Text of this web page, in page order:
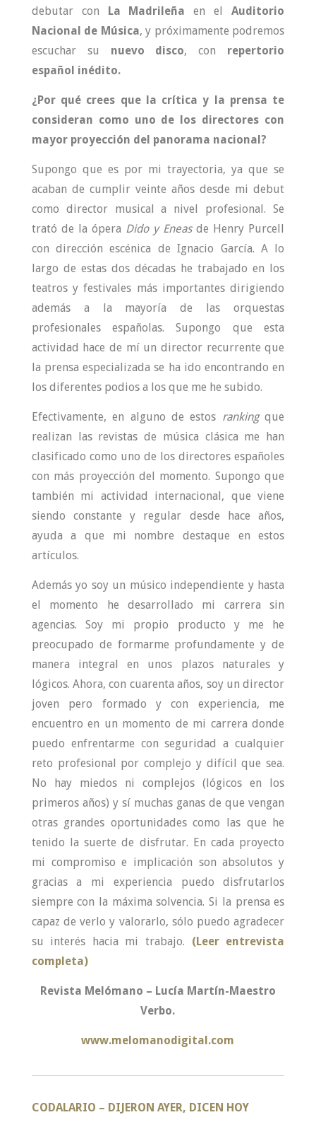
debutar con La Madrileña en elAuditorio
Nacional de Música, y próximamente podremos
escuchar su nuevo disco, con repertorio
español inédito.
¿Por qué crees que la crítica y la prensa te
consideran como uno de los directores con
mayor proyección del panorama nacional?
Supongo que es por mi trayectoria, ya que se
acaban de cumplir veinte años desde mi debut
como director musical a nivel profesional. Se
trató de la ópera Dido y Eneasde Henry Purcell
con dirección escénica de Ignacio García. A lo
largo de estas dos décadas he trabajado en los
teatros y festivales más importantes dirigiendo
además a la mayoría de las orquestas
profesionales españolas. Supongo que esta
actividad hace de mí un director recurrente que
la prensa especializada se ha ido encontrando en
los diferentes podios a los que me he subido.
Efectivamente, en alguno de estos rankingque
realizan las revistas de música clásica me han
clasificado como uno de los directores españoles
con más proyección del momento. Supongo que
también mi actividad internacional, que viene
siendo constante y regular desde hace años,
ayuda a que mi nombre destaque en estos
artículos.
Además yo soy un músico independiente y hasta
el momento he desarrollado mi carrera sin
agencias. Soy mi propio producto y me he
preocupado de formarme profundamente y de
manera integral en unos plazos naturales y
lógicos. Ahora, con cuarenta años, soy un director
joven pero formado y con experiencia, me
encuentro en un momento de mi carrera donde
puedo enfrentarme con seguridad a cualquier
reto profesional por complejo y difícil que sea.
No hay miedos ni complejos (lógicos en los
primeros años) y sí muchas ganas de que vengan
otras grandes oportunidades como las que he
tenido la suerte de disfrutar. En cada proyecto
mi compromiso e implicación son absolutos y
gracias a mi experiencia puedo disfrutarlos
siempre con la máxima solvencia. Si la prensa es
capaz de verlo y valorarlo, sólo puedo agradecer
su interés hacia mi trabajo.
(Leer entrevista
completa)
Revista Melómano – Lucía Martín-Maestro
Verbo.
www.melomanodigital.com
CODALARIO – DIJERON AYER, DICEN HOY